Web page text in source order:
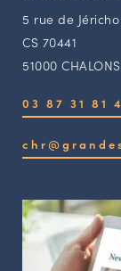
5 rue de Jéricho
CS 70441
51000
03 87 31 81